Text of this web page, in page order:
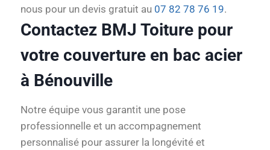
nous pour un devis gratuit au 07 82 78 76 19.
Contactez BMJ Toiture pour
votre couverture en bac acier
à Bénouville
Notre équipe vous garantit une pose
professionnelle et un accompagnement
personnalisé pour assurer la longévité et